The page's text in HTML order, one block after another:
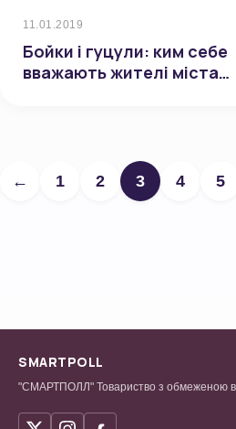
11.01.2019
Бойки і гуцули: ким себе
вважають жителі міста
Івано-Франківщини
← 1 2 3 4 5
SMARTPOLL
"СМАРТПОЛЛ" Товариство з обмеженою